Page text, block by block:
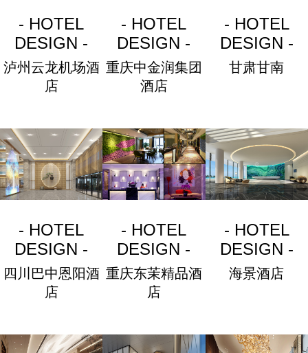
- HOTEL
DESIGN -
泸州云龙机场酒
店
- HOTEL
DESIGN -
重庆中金润集团
酒店
- HOTEL
DESIGN -
甘肃甘南
- HOTEL
DESIGN -
四川巴中恩阳酒
店
- HOTEL
DESIGN -
重庆东茉精品酒
店
- HOTEL
DESIGN -
海景酒店